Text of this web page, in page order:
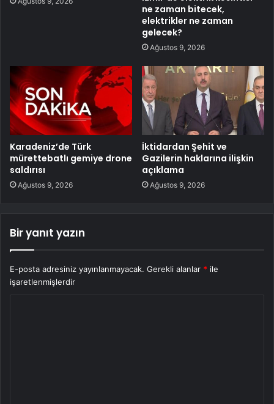
ne zaman bitecek,
elektrikler ne zaman
gelecek?
Ağustos 9, 2026
Karadeniz’de Türk
mürettebatlı gemiye drone
saldırısı
Ağustos 9, 2026
İktidardan Şehit ve
Gazilerin haklarına ilişkin
açıklama
Ağustos 9, 2026
Bir yanıt yazın
E-posta adresiniz yayınlanmayacak. Gerekli alanlar * ile
işaretlenmişlerdir